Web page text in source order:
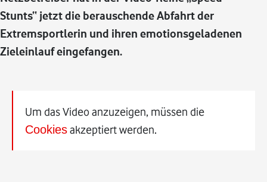
Stunts“ jetzt die berauschende Abfahrt der
Extremsportlerin und ihren emotionsgeladenen
Zieleinlauf eingefangen.
Um das Video anzuzeigen, müssen die
Cookiesakzeptiert werden.